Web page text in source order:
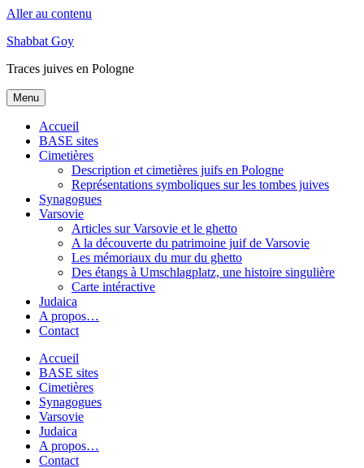
Aller au contenu
Shabbat Goy
Traces juives en Pologne
Menu
Accueil
BASE sites
Cimetières
Description et cimetières juifs en Pologne
Représentations symboliques sur les tombes juives
Synagogues
Varsovie
Articles sur Varsovie et le ghetto
A la découverte du patrimoine juif de Varsovie
Les mémoriaux du mur du ghetto
Des étangs à Umschlagplatz, une histoire singulière
Carte intéractive
Judaica
A propos…
Contact
Accueil
BASE sites
Cimetières
Synagogues
Varsovie
Judaica
A propos…
Contact